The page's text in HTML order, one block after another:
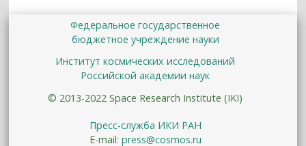
Федеральное государственное
бюджетное учреждение науки
Институт космических исследований
Российской академии наук
© 2013-2022 Space Research Institute (IKI)
Пресс-служба ИКИ РАН
E-mail: press@cosmos.ru